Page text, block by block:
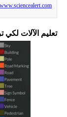
تعليم الآلات لكي